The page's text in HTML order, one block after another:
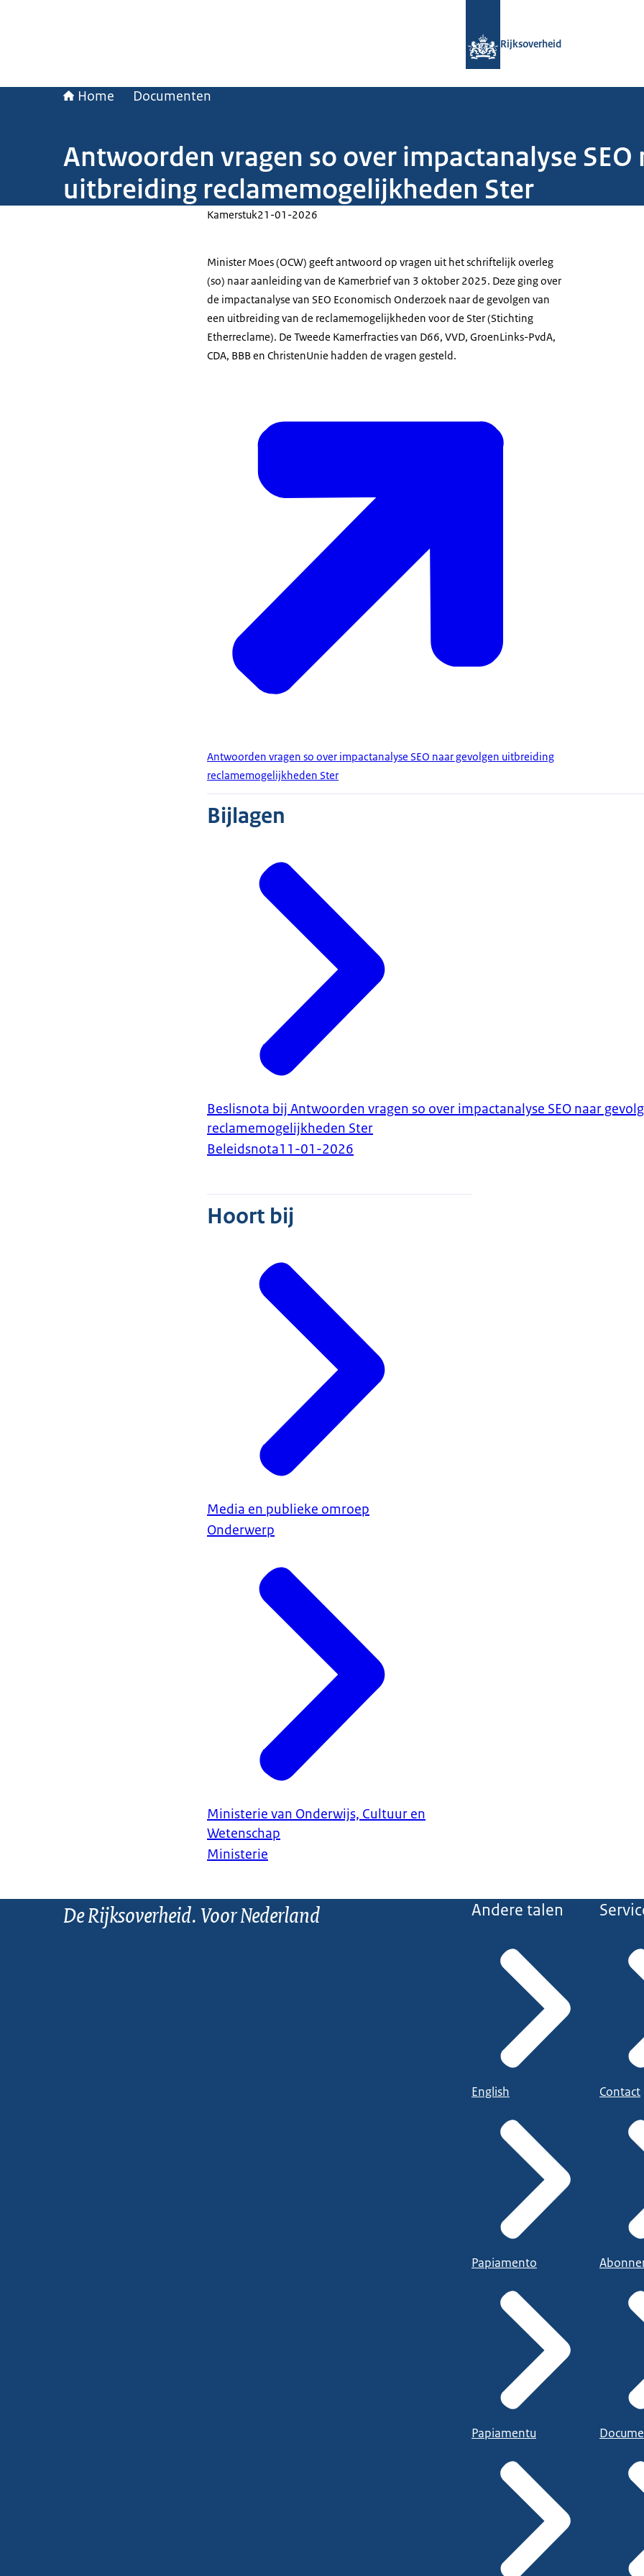
Rijksoverheid
Home Documenten
Antwoorden vragen so over impactanalyse SEO
uitbreiding reclamemogelijkheden Ster
Kamerstuk21-01-2026
Minister Moes (OCW) geeft antwoord op vragen uit het schriftelijk overleg
(so) naar aanleiding van de Kamerbrief van 3 oktober 2025. Deze ging over
de impactanalyse van SEO Economisch Onderzoek naar de gevolgen van
een uitbreiding van de reclamemogelijkheden voor de Ster (Stichting
Etherreclame). De Tweede Kamerfracties van D66, VVD, GroenLinks-PvdA,
CDA, BBB en ChristenUnie hadden de vragen gesteld.
Antwoorden vragen so over impactanalyse SEO naar gevolgen uitbreiding
reclamemogelijkheden Ster
Bijlagen
Beslisnota bij Antwoorden vragen so over impactanalyse SEO naar
reclamemogelijkheden Ster
Beleidsnota11-01-2026
Hoort bij
Media en publieke omroep
Onderwerp
Ministerie van Onderwijs, Cultuur en
Wetenschap
Ministerie
De Rijksoverheid. Voor Nederland Andere talen
English
Papiamento
Papiamentu
Contact